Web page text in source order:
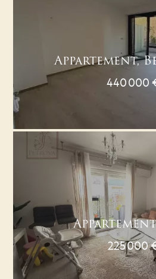
Appartement,
440 000
225 000